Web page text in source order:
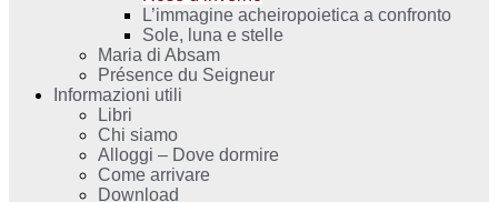
L’immagine acheiropoietica a confronto
Sole, luna e stelle
Maria di Absam
Présence du Seigneur
Informazioni utili
Libri
Chi siamo
Alloggi – Dove dormire
Come arrivare
Download